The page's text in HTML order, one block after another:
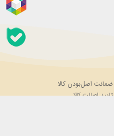
ضمانت اصل‌بودن کالا
تایید اصالت کالا